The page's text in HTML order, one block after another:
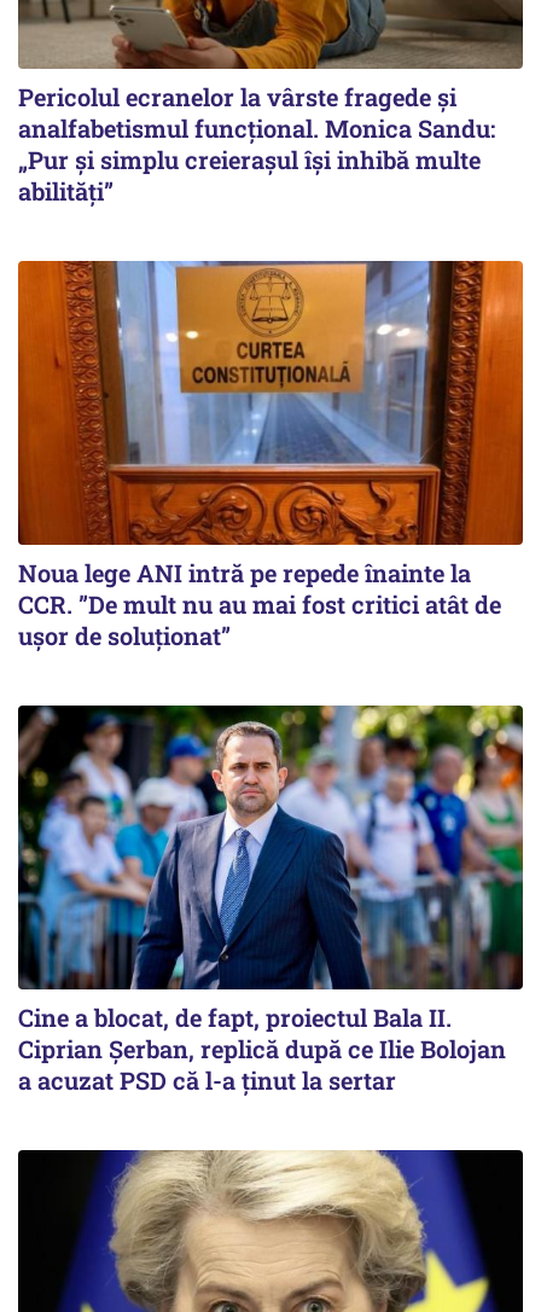
Pericolul ecranelor la vârste fragede și
analfabetismul funcțional. Monica Sandu:
„Pur și simplu creierașul își inhibă multe
abilități”
Noua lege ANI intră pe repede înainte la
CCR. ”De mult nu au mai fost critici atât de
ușor de soluționat”
Cine a blocat, de fapt, proiectul Bala II.
Ciprian Șerban, replică după ce Ilie Bolojan
a acuzat PSD că l-a ținut la sertar